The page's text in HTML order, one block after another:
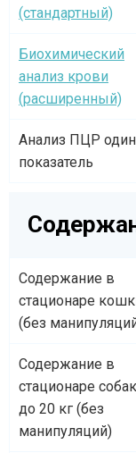
(стандартный)
Биохимический
анализ крови
(расширенный)
Анализ ПЦР один
показатель
Содержание в
стационаре
(без
Содержание в
стационаре
до 20 кг (без
манипуляций)